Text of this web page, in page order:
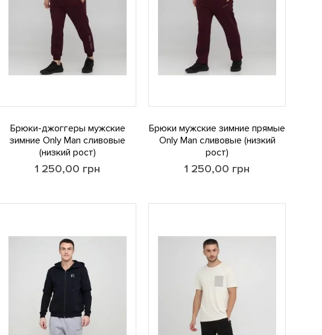
Брюки-джоггеры мужские
зимние Only Man сливовые
(низкий рост)
1 250,00 грн
Брюки мужские зимние прямые
Only Man сливовые (низкий
рост)
1 250,00 грн